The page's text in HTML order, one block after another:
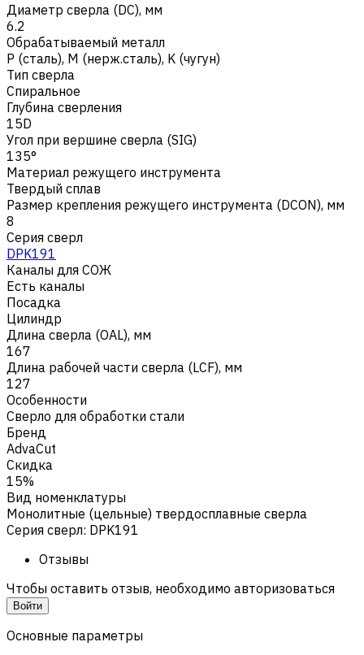
Диаметр сверла (DC), мм
6.2
Обрабатываемый металл
Р (сталь), M (нерж.сталь), K (чугун)
Тип сверла
Спиральное
Глубина сверления
15D
Угол при вершине сверла (SIG)
135°
Материал режущего инструмента
Твердый сплав
Размер крепления режущего инструмента (DCON), мм
8
Серия сверл
DPK191
Каналы для СОЖ
Есть каналы
Посадка
Цилиндр
Длина сверла (OAL), мм
167
Длина рабочей части сверла (LCF), мм
127
Особенности
Сверло для обработки стали
Бренд
AdvaCut
Скидка
15%
Вид номенклатуры
Монолитные (цельные) твердосплавные сверла
Серия сверл: DPK191
Отзывы
Чтобы оставить отзыв, необходимо авторизоваться
Войти
Основные параметры